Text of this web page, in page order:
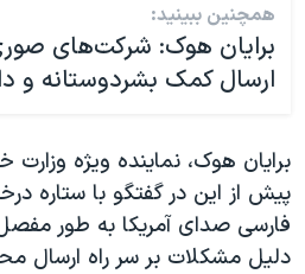
همچنین ببینید:
برایان هوک: شرکت‌های
ارسال کمک بشردوستانه و
برایان هوک، نماینده ویژه وزارت
پیش از این در گفتگو با
فارسی صدای آمریکا به طور
دلیل مشکلات بر سر راه ارسال